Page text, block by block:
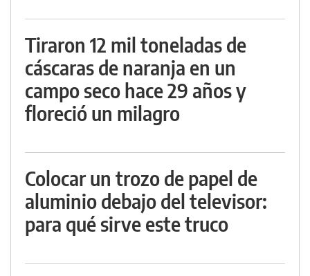
Tiraron 12 mil toneladas de
cáscaras de naranja en un
campo seco hace 29 años y
floreció un milagro
Colocar un trozo de papel de
aluminio debajo del televisor:
para qué sirve este truco